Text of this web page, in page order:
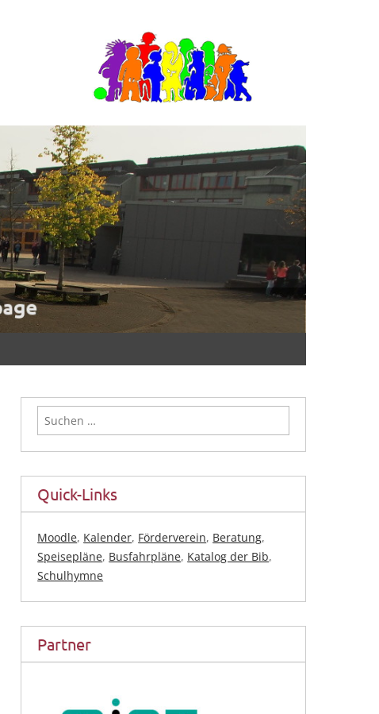
Suchen
nach:
Quick-Links
Moodle, Kalender, Förderverein, Beratung,
Speisepläne, Busfahrpläne, Katalog der Bib,
Schulhymne
Partner